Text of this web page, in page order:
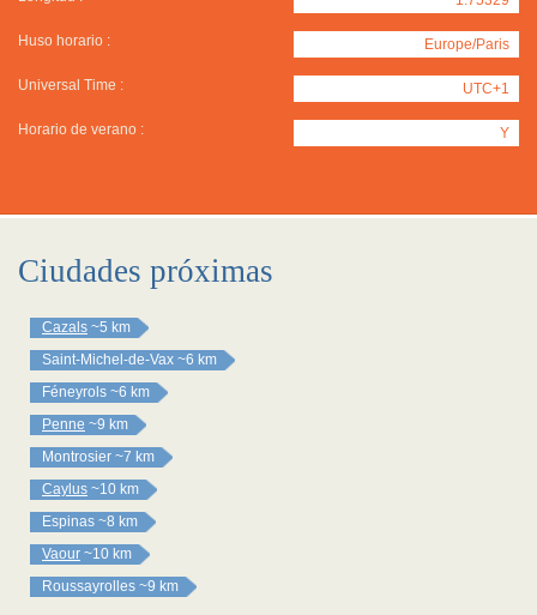
Huso horario : Europe/Paris
Universal Time : UTC+1
Horario de verano : Y
Ciudades próximas
Cazals ~5 km
Saint-Michel-de-Vax ~6 km
Féneyrols ~6 km
Penne ~9 km
Montrosier ~7 km
Caylus ~10 km
Espinas ~8 km
Vaour ~10 km
Roussayrolles ~9 km